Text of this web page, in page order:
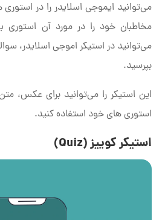
می‌توانید ایموجی اسلایدر را در
مخاطبان خود را در مورد آن استوری
می‌توانید در استیکر اموجی اسلایدر،
بپرسید.
این استیکر را می‌توانید برای عکس،
استوری های خود استفاده کنید.
استیکر کوییز (Quiz)